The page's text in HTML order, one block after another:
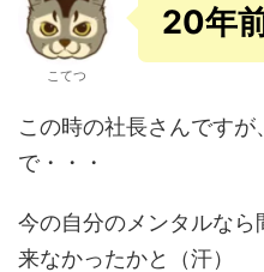
こてつ
20年
この時の社長さんです
で・・・
今の自分のメンタルな
来なかったかと（汗）